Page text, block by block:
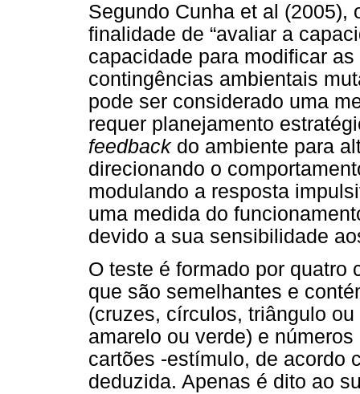
Segundo Cunha et al (2005),
finalidade de “avaliar a
capacidade para modificar
contingências ambientais
pode ser considerado uma
requer planejamento
feedbackdo ambiente para
direcionando o
modulando a resposta
uma medida do
devido a sua sensibilidade
O teste é formado por quatro
que são semelhantes e
(cruzes, círculos, triângulo
amarelo ou verde) e
cartões -estímulo, de acordo
deduzida. Apenas é dito ao